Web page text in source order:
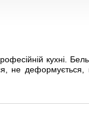
кухні.
не деформується,